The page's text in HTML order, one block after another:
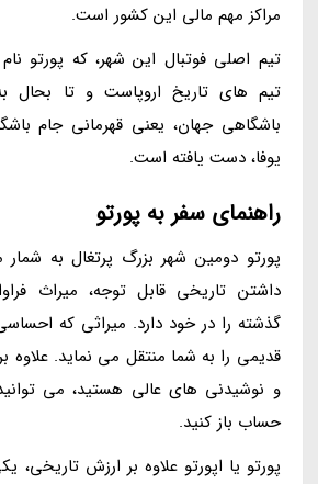
مراکز مهم مالی این کشور است.
تیم اصلی فوتبال این شهر، که پورتو
تیم های تاریخ اروپاست و تا بحال به
باشگاهی جهان، یعنی قهرمانی جام
یوفا، دست یافته است.
راهنمای سفر به پورتو
پورتو دومین شهر بزرگ پرتغال به
داشتن تاریخی قابل توجه، میراث
گذشته را در خود دارد. میراثی که
قدیمی را به شما منتقل می نماید. علاوه
و نوشیدنی های عالی هستید، می
حساب باز کنید.
پورتو یا اپورتو علاوه بر ارزش